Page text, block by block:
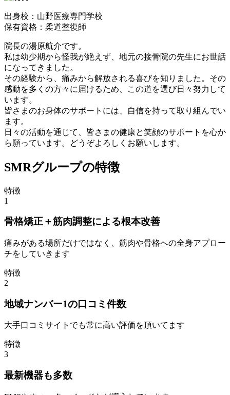
出身校：山野医療専門学校
保有資格：柔道整復師
院長の湯原航介です。
私は幼少期から怪我が絶えず、地元の接骨院の先生にお世話
になってきました。
その経験から、痛みから解放される喜びを知りました。その
感動を多くの方々に届けるため、この道を選び日々努力して
います。
皆さまのお身体のサポートには、自信を持って取り組んでい
ます。
日々の活動を通じて、皆さまの健康と笑顔のサポートを心か
ら願っています。どうぞよろしくお願いします。
SMRグループの特徴
特徴
1
骨格矯正＋筋肉調整による根本改善
痛みがある場所だけではなく、筋肉や骨格への全身アプロー
チをしていきます
特徴
2
地域ナンバー1の口コミ件数
大手口コミサイトでも常に高い評価を頂いてます
特徴
3
最新機器も多数